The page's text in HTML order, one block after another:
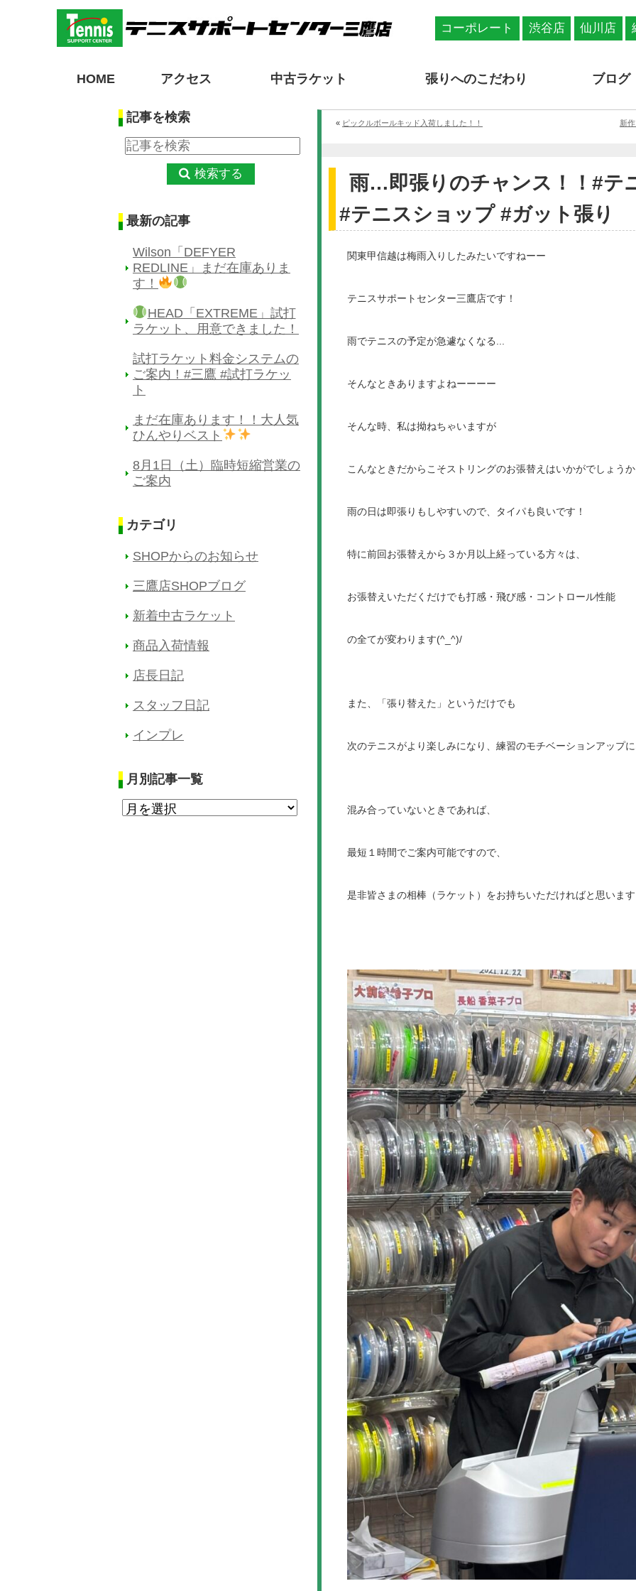
コーポレート 渋谷店 仙川店
HOME アクセス 中古ラケット 張りへのこだわり ブログ
記事を検索
検索する
最新の記事
Wilson「DEFYER
REDLINE」まだ在庫ありま
す！
HEAD「EXTREME」試打
ラケット、用意できました！
試打ラケット料金システムの
ご案内！#三鷹 #試打ラケッ
ト
まだ在庫あります！！大人気
ひんやりベスト
8月1日（土）臨時短縮営業の
ご案内
カテゴリ
SHOPからのお知らせ
三鷹店SHOPブログ
新着中古ラケット
商品入荷情報
店長日記
スタッフ日記
インプレ
月別記事一覧
« ピックルボールキッド入荷しました！！ 新
雨…即張りのチャンス！！#テ
#テニスショップ #ガット張り
関東甲信越は梅雨入りしたみたいですねーー
テニスサポートセンター三鷹店です！
雨でテニスの予定が急遽なくなる...
そんなときありますよねーーーー
そんな時、私は拗ねちゃいますが
こんなときだからこそストリングのお張替えはいかがでしょう
雨の日は即張りもしやすいので、タイパも良いです！
特に前回お張替えから３か月以上経っている方々は、
お張替えいただくだけでも打感・飛び感・コントロール性能
の全てが変わります(^_^)/
また、「張り替えた」というだけでも
次のテニスがより楽しみになり、練習のモチベーションアップ
混み合っていないときであれば、
最短１時間でご案内可能ですので、
是非皆さまの相棒（ラケット）をお持ちいただければと思いま